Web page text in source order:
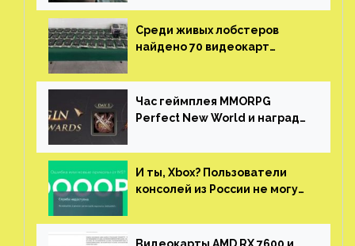
Среди живых лобстеров
найдено 70 видеокарт
китайской таможни
Час геймплея MMORPG
Perfect New World и награды
И ты, Xbox? Пользователи
консолей из России не могут